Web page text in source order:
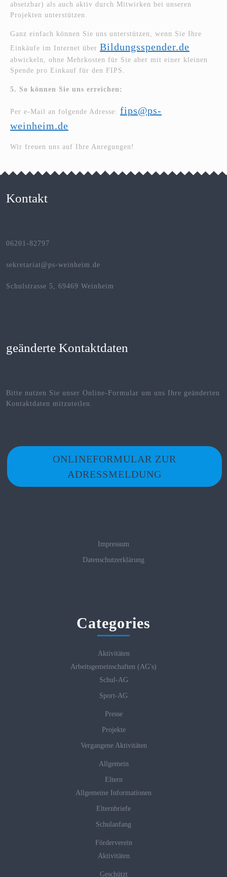
absetzbar) als auch aktiv durch Mitwirken bei unseren
Projekten unterstützen.
Ganz einfach können Sie uns unterstützen, wenn Sie Ihre
Einkäufe im Internet über Bildungsspender.de
abwickeln, ohne Mehrkosten für Sie aber mit einer kleinen
Spende pro Einkauf für den FIPS.
5. So können Sie uns erreichen:
Per e-Mail an folgende Adresse: fips@ps-
weinheim.de
Wir freuen uns auf Ihre Anregungen!
Kontakt
06201-82797
sekretariat@ps-weinheim.de
Schulstrasse 5, 69469 Weinheim
geänderte Kontaktdaten
Bitte nutzen Sie unser Online-Formular um uns Ihre geänderten
Kontaktdaten mitzuteilen.
ONLINEFORMULAR ZUR
ADRESSMELDUNG
Impressum
Datenschutzerklärung
Categories
Aktivitäten
Arbeitsgemeinschaften (AG's)
Schul-AG
Sport-AG
Presse
Projekte
Vergangene Aktivitäten
Allgemein
Eltern
Allgemeine Informationen
Elternbriefe
Schulanfang
Förderverein
Aktivitäten
Geschützt